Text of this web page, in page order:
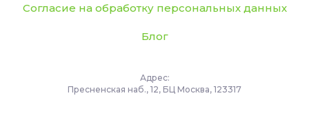
Согласие на обработку персональных данных
Блог
Адрес:
Пресненская наб., 12, БЦ Москва, 123317